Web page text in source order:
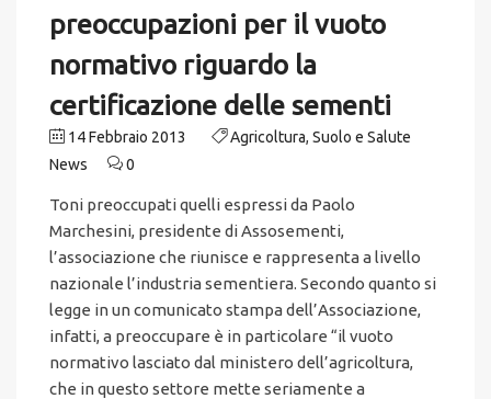
preoccupazioni per il vuoto
normativo riguardo la
certificazione delle sementi
14 Febbraio 2013 Agricoltura, Suolo e Salute
News
0
Toni preoccupati quelli espressi da Paolo
Marchesini, presidente di Assosementi,
l’associazione che riunisce e rappresenta a livello
nazionale l’industria sementiera. Secondo quanto si
legge in un comunicato stampa dell’Associazione,
infatti, a preoccupare è in particolare “il vuoto
normativo lasciato dal ministero dell’agricoltura,
che in questo settore mette seriamente a